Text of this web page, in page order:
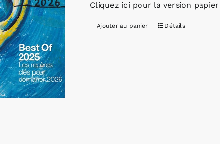
Cliquez ici pour la version papier
Ajouter au panier Détails